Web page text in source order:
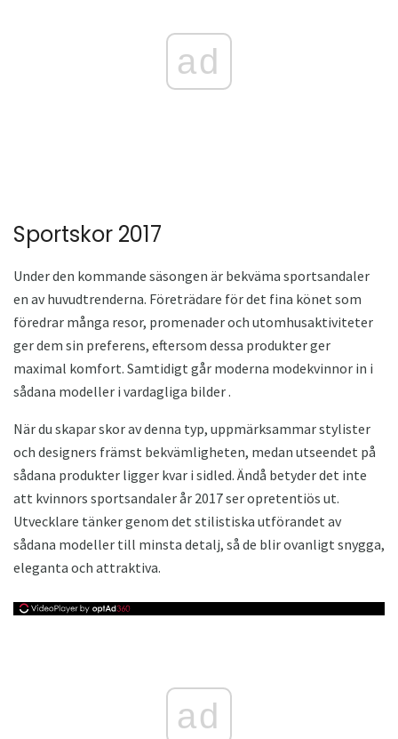
ad
Sportskor 2017
Under den kommande säsongen är bekväma sportsandaler
en av huvudtrenderna. Företrädare för det fina könet som
föredrar många resor, promenader och utomhusaktiviteter
ger dem sin preferens, eftersom dessa produkter ger
maximal komfort. Samtidigt går moderna modekvinnor in i
sådana modeller i vardagliga bilder .
När du skapar skor av denna typ, uppmärksammar stylister
och designers främst bekvämligheten, medan utseendet på
sådana produkter ligger kvar i sidled. Ändå betyder det inte
att kvinnors sportsandaler år 2017 ser opretentiös ut.
Utvecklare tänker genom det stilistiska utförandet av
sådana modeller till minsta detalj, så de blir ovanligt snygga,
eleganta och attraktiva.
ad